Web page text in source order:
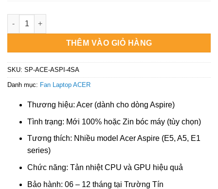
Quạt tản nhiệt Laptop ACER Aspire ES1-111, ES1-111M - Địa
THÊM VÀO GIỎ HÀNG
SKU: SP-ACE-ASPI-4SA
Danh mục: Fan Laptop ACER
Thương hiệu: Acer (dành cho dòng Aspire)
Tình trạng: Mới 100% hoặc Zin bóc máy (tùy chọn)
Tương thích: Nhiều model Acer Aspire (E5, A5, E1
series)
Chức năng: Tản nhiệt CPU và GPU hiệu quả
Bảo hành: 06 – 12 tháng tại Trường Tín